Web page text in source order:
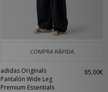
COMPRA RÁPIDA
adidas Originals
Pantalón Wide Leg
Premium Essentials
85,00€